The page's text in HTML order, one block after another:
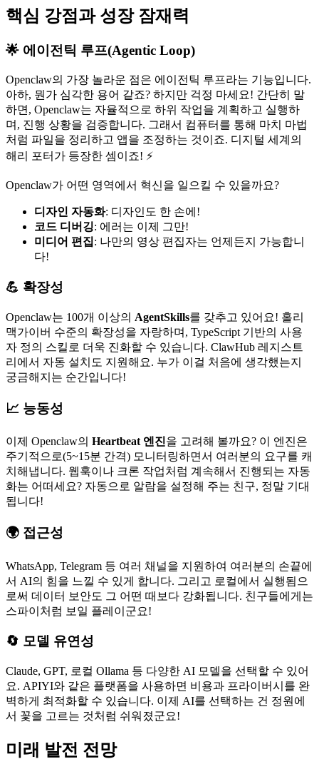
핵심 강점과 성장 잠재력
🌟 에이전틱 루프(Agentic Loop)
Openclaw의 가장 놀라운 점은 에이전틱 루프라는 기능입니다.
아하, 뭔가 심각한 용어 같죠? 하지만 걱정 마세요! 간단히 말
하면, Openclaw는 자율적으로 하위 작업을 계획하고 실행하
며, 진행 상황을 검증합니다. 그래서 컴퓨터를 통해 마치 마법
처럼 파일을 정리하고 앱을 조정하는 것이죠. 디지털 세계의
해리 포터가 등장한 셈이죠! ⚡️
Openclaw가 어떤 영역에서 혁신을 일으킬 수 있을까요?
디자인 자동화: 디자인도 한 손에!
코드 디버깅: 에러는 이제 그만!
미디어 편집: 나만의 영상 편집자는 언제든지 가능합니
다!
💪 확장성
Openclaw는 100개 이상의 AgentSkills를 갖추고 있어요! 홀리
맥가이버 수준의 확장성을 자랑하며, TypeScript 기반의 사용
자 정의 스킬로 더욱 진화할 수 있습니다. ClawHub 레지스트
리에서 자동 설치도 지원해요. 누가 이걸 처음에 생각했는지
궁금해지는 순간입니다!
📈 능동성
이제 Openclaw의 Heartbeat 엔진을 고려해 볼까요? 이 엔진은
주기적으로(5~15분 간격) 모니터링하면서 여러분의 요구를 캐
치해냅니다. 웹훅이나 크론 작업처럼 계속해서 진행되는 자동
화는 어떠세요? 자동으로 알람을 설정해 주는 친구, 정말 기대
됩니다!
🌍 접근성
WhatsApp, Telegram 등 여러 채널을 지원하여 여러분의 손끝에
서 AI의 힘을 느낄 수 있게 합니다. 그리고 로컬에서 실행됨으
로써 데이터 보안도 그 어떤 때보다 강화됩니다. 친구들에게는
스파이처럼 보일 플레이군요!
🔄 모델 유연성
Claude, GPT, 로컬 Ollama 등 다양한 AI 모델을 선택할 수 있어
요. APIYI와 같은 플랫폼을 사용하면 비용과 프라이버시를 완
벽하게 최적화할 수 있습니다. 이제 AI를 선택하는 건 정원에
서 꽃을 고르는 것처럼 쉬워졌군요!
미래 발전 전망